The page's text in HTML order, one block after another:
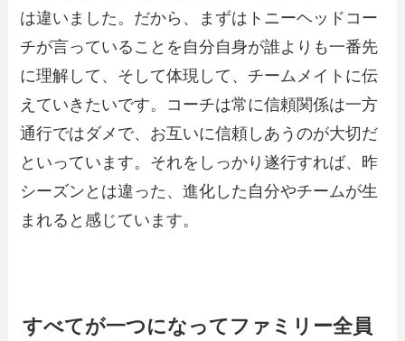
は違いました。だから、まずはトニーヘッドコー
チが言っていることを自分自身が誰よりも一番先
に理解して、そして体現して、チームメイトに伝
えていきたいです。コーチは常に信頼関係は一方
通行ではダメで、お互いに信頼しあうのが大切だ
といっています。それをしっかり遂行すれば、昨
シーズンとは違った、進化した自分やチームが生
まれると感じています。
すべてが一つになってファミリー全員